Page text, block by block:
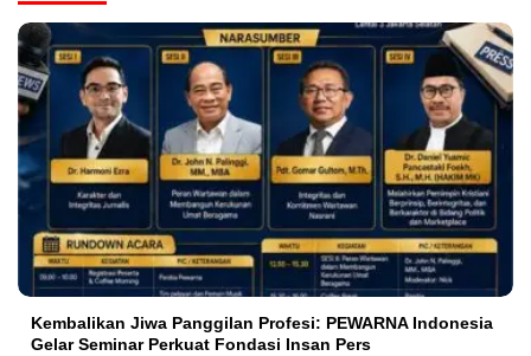
Kembalikan Jiwa Panggilan Profesi: PEWARNA Indonesia
Gelar Seminar Perkuat Fondasi Insan Pers